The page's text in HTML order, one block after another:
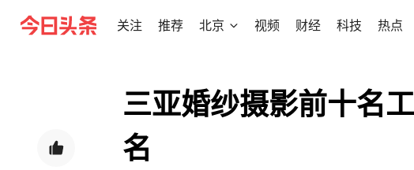
关注 推荐 北京 视频 财经 科技 热点
三亚婚纱摄影前十名
名